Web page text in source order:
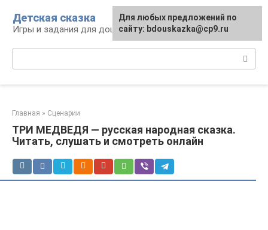
контенту
Детская сказка
Игры и задания для дошкольников
Главная » Сценарии
ТРИ МЕДВЕДЯ — русская народная сказка.
Читать, слушать и смотреть онлайн
Для любых предложений по
сайту: bdouskazka@cp9.ru